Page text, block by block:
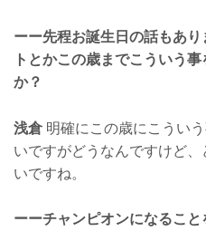
ーー先程お誕生日の話もあ
トとかこの歳までこういう
か？
浅倉明確にこの歳にこうい
いですがどうなんですけど
いですね。
ーーチャンピオンになるこ